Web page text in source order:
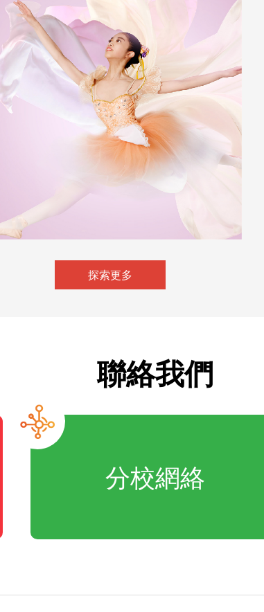
探索更多
聯絡我們
分校網絡
English
繁体中文
简体中文
华北区
华南区
华中区